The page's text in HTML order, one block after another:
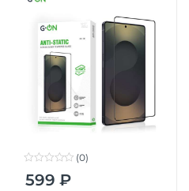
o
(0)
599 ₽